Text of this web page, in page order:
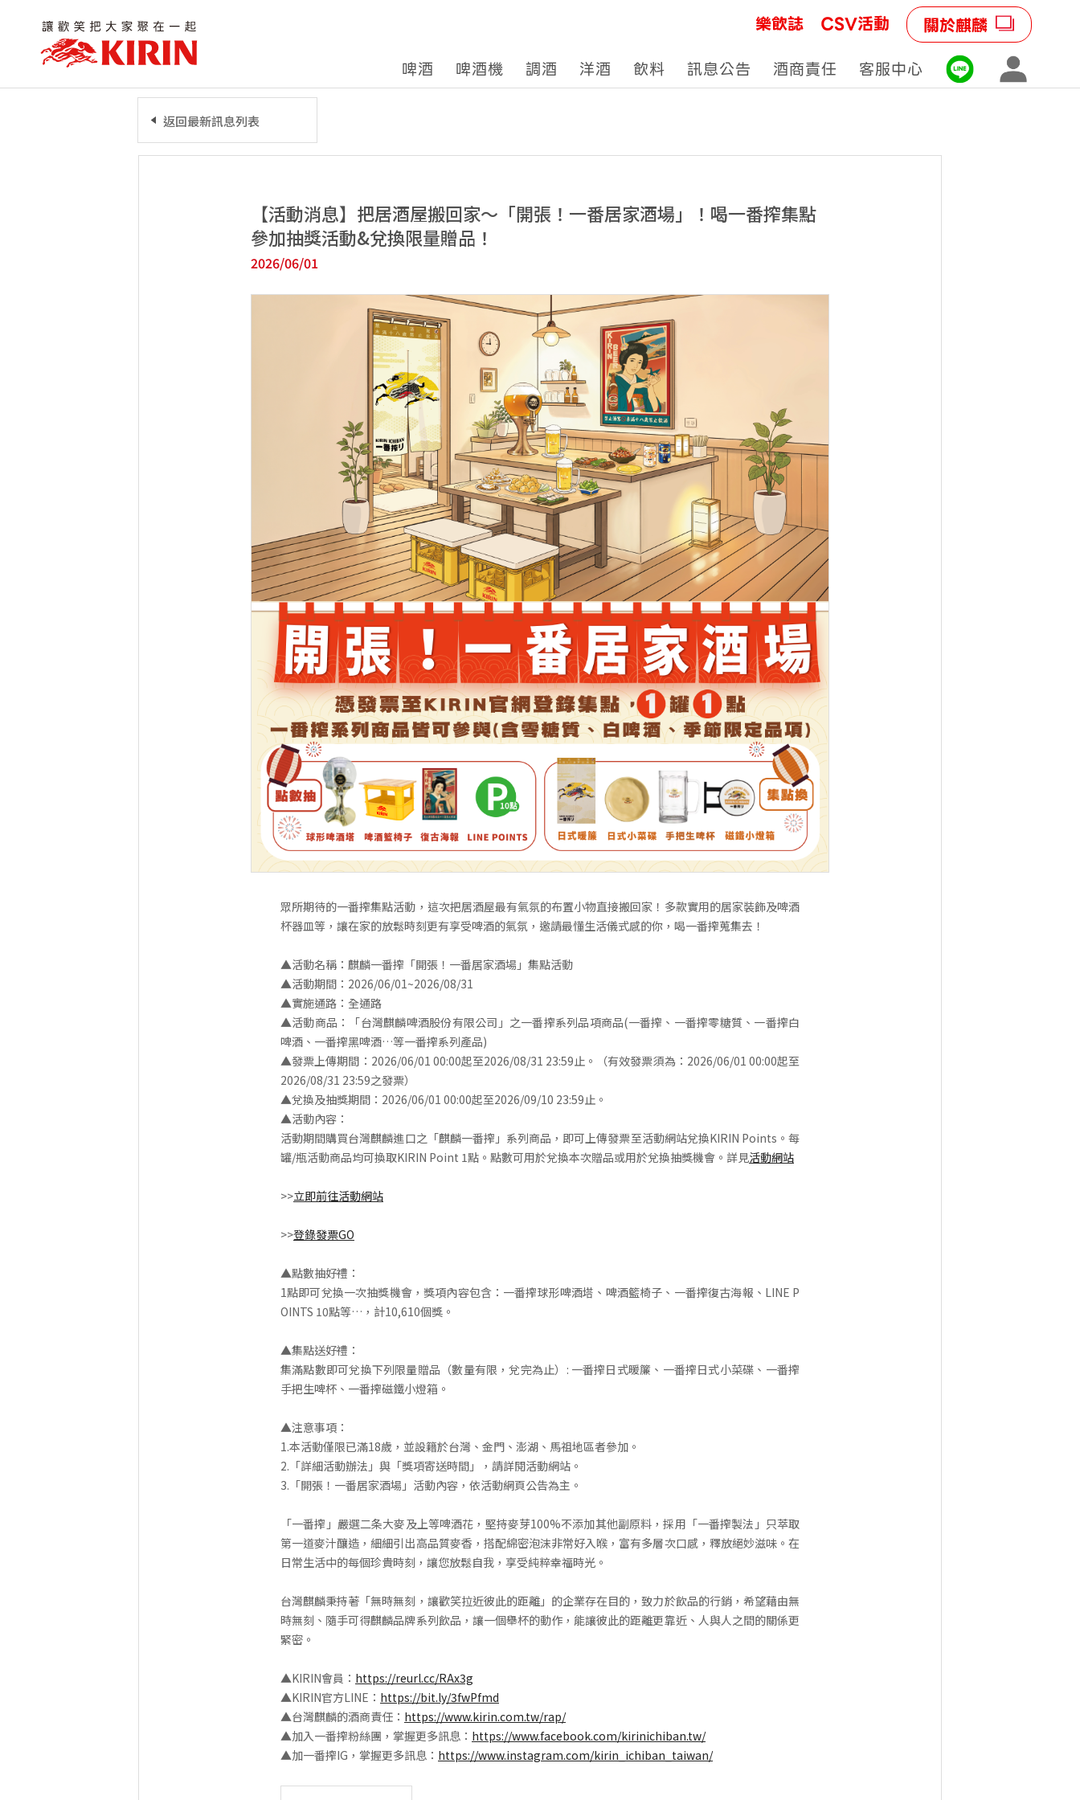
樂飲誌 CSV活動 關於麒麟
啤酒 啤酒機 調酒 洋酒 飲料 訊息公告 酒商責任 客服中心
【活動消息】把居酒屋搬回家～「開張！一番居家酒場」！喝一番搾集點
參加抽獎活動&兌換限量贈品！
2026/06/01
眾所期待的一番搾集點活動，這次把居酒屋最有氣氛的布置小物直接搬回家！多款實用的居家裝飾及啤酒
杯器皿等，讓在家的放鬆時刻更有享受啤酒的氣氛，邀請最懂生活儀式感的你，喝一番搾蒐集去！
▲活動名稱：麒麟一番搾「開張！一番居家酒場」集點活動
▲活動期間：2026/06/01~2026/08/31
▲實施通路：全通路
▲活動商品：「台灣麒麟啤酒股份有限公司」之一番搾系列品項商品(一番搾、一番搾零糖質、一番搾白
啤酒、一番搾黑啤酒…等一番搾系列產品)
▲發票上傳期間：2026/06/01 00:00起至2026/08/31 23:59止。（有效發票須為：2026/06/01 00:00起至
2026/08/31 23:59之發票）
▲兌換及抽獎期間：2026/06/01 00:00起至2026/09/10 23:59止。
▲活動內容：
活動期間購買台灣麒麟進口之「麒麟一番搾」系列商品，即可上傳發票至活動網站兌換KIRIN Points。每
罐/瓶活動商品均可換取KIRIN Point 1點。點數可用於兌換本次贈品或用於兌換抽獎機會。詳見活動網站
>>立即前往活動網站
>>登錄發票GO
▲點數抽好禮：
1點即可兌換一次抽獎機會，獎項內容包含：一番搾球形啤酒塔、啤酒籃椅子、一番搾復古海報、LINE P
OINTS 10點等…，計10,610個獎。
▲集點送好禮：
集滿點數即可兌換下列限量贈品（數量有限，兌完為止）: 一番搾日式暖簾、一番搾日式小菜碟、一番搾
手把生啤杯、一番搾磁鐵小燈箱。
▲注意事項：
1.本活動僅限已滿18歲，並設籍於台灣、金門、澎湖、馬祖地區者參加。
2.「詳細活動辦法」與「獎項寄送時間」，請詳閱活動網站。
3.「開張！一番居家酒場」活動內容，依活動網頁公告為主。
「一番搾」嚴選二条大麥及上等啤酒花，堅持麥芽100%不添加其他副原料，採用「一番搾製法」只萃取
第一道麥汁釀造，細細引出高品質麥香，搭配綿密泡沫非常好入喉，富有多層次口感，釋放絕妙滋味。在
日常生活中的每個珍貴時刻，讓您放鬆自我，享受純粹幸福時光。
台灣麒麟秉持著「無時無刻，讓歡笑拉近彼此的距離」的企業存在目的，致力於飲品的行銷，希望藉由無
時無刻、隨手可得麒麟品牌系列飲品，讓一個舉杯的動作，能讓彼此的距離更靠近、人與人之間的關係更
緊密。
▲KIRIN會員： https://reurl.cc/RAx3g
▲KIRIN官方LINE： https://bit.ly/3fwPfmd
▲台灣麒麟的酒商責任： https://www.kirin.com.tw/rap/
▲加入一番搾粉絲團，掌握更多訊息： https://www.facebook.com/kirinichiban.tw/
▲加一番搾IG，掌握更多訊息： https://www.instagram.com/kirin_ichiban_taiwan/
返回最新訊息列表